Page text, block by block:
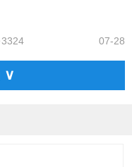
3324 07-28
∨